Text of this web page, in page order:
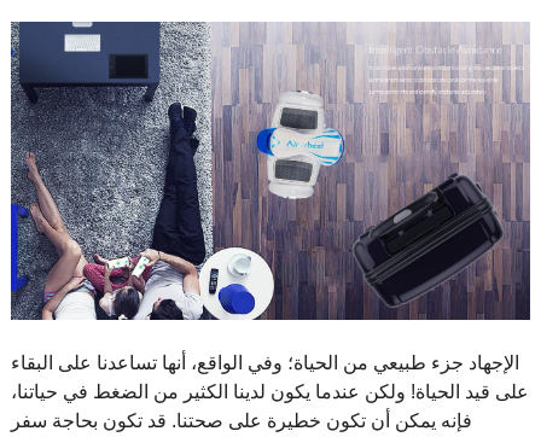
الإجهاد جزء طبيعي من الحياة؛ وفي الواقع، أنها تساعدنا على البقاء
على قيد الحياة! ولكن عندما يكون لدينا الكثير من الضغط في حياتنا،
فإنه يمكن أن تكون خطيرة على صحتنا. قد تكون بحاجة سفر